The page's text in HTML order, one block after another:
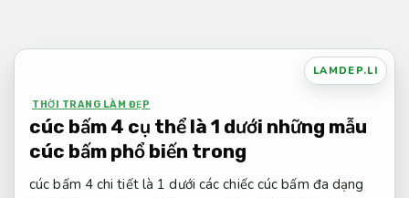
nội
LAMDEP.LI
THỜI TRANG LÀM ĐẸP
cúc bấm 4 cụ thể là 1 dưới những mẫu
cúc bấm phổ biến trong
cúc bấm 4 chi tiết là 1 dưới các chiếc cúc bấm đa dạng